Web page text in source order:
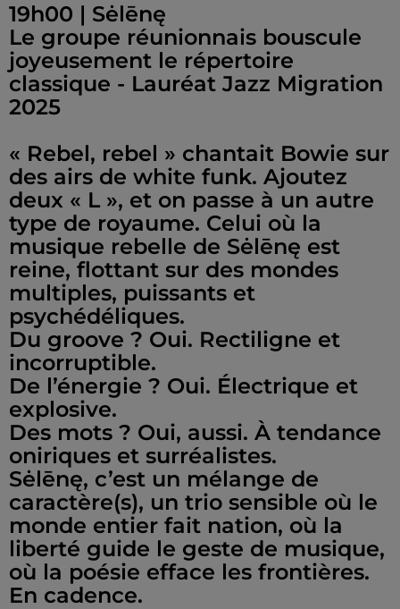
19h00 | Sėlēnę
Le groupe réunionnais bouscule
joyeusement le répertoire
classique - Lauréat Jazz Migration
2025
« Rebel, rebel » chantait Bowie sur
des airs de white funk. Ajoutez
deux « L », et on passe à un autre
type de royaume. Celui où la
musique rebelle de Sėlēnę est
reine, flottant sur des mondes
multiples, puissants et
psychédéliques.
Du groove ? Oui. Rectiligne et
incorruptible.
De l’énergie ? Oui. Électrique et
explosive.
Des mots ? Oui, aussi. À tendance
oniriques et surréalistes.
Sėlēnę, c’est un mélange de
caractère(s), un trio sensible où le
monde entier fait nation, où la
liberté guide le geste de musique,
où la poésie efface les frontières.
En cadence.